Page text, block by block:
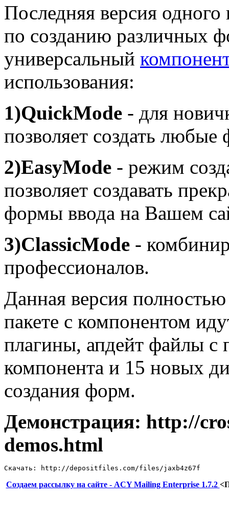
Последняя версия
по созданию различных
универсальный
использования:
1)QuickMode - для
позволяет создать
2)EasyMode - режим
позволяет создавать
формы ввода на Вашем
3)ClassicMode -
профессионалов.
Данная версия
пакете с компонентом
плагины, апдейт файлы с
компонента и 15 новых
создания форм.
Демонстрация: http://
demos.html
Скачать: http://depositfiles.com/files/jaxb4z67f
Создаем рассылку на сайте - ACY Mailing Enterprise 1.7.2